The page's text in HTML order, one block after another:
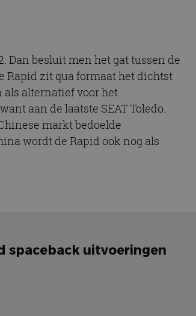
Dan besluit men het gat tussen de
Rapid zit qua formaat het dichtst
alternatief voor het
aan de laatste SEAT Toledo.
markt bedoelde
wordt de Rapid ook nog als
spaceback uitvoeringen